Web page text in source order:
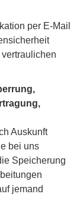
per E-Mail
Auskunft
bei uns
Speicherung
jemand